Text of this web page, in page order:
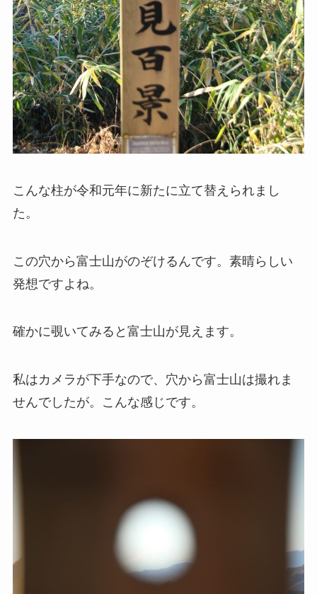
こんな柱が令和元年に新たに立て替えられまし
た。
この穴から富士山がのぞけるんです。素晴らしい
発想ですよね。
確かに覗いてみると富士山が見えます。
私はカメラが下手なので、穴から富士山は撮れま
せんでしたが。こんな感じです。